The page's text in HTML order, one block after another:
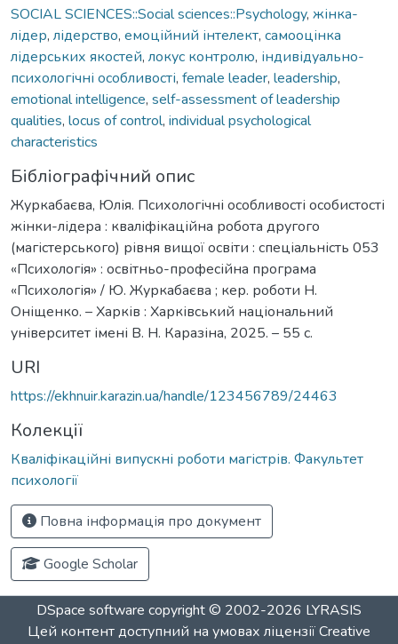
SOCIAL SCIENCES::Social sciences::Psychology, жінка-
лідер, лідерство, емоційний інтелект, самооцінка
лідерських якостей, локус контролю, індивідуально-
психологічні особливості, female leader, leadership,
emotional intelligence, self-assessment of leadership
qualities, locus of control, individual psychological
characteristics
Бібліографічний опис
Журкабаєва, Юлія. Психологічні особливості особистості
жінки-лідера : кваліфікаційна робота другого
(магістерського) рівня вищої освіти : спеціальність 053
«Психологія» : освітньо-професійна програма
«Психологія» / Ю. Журкабаєва ; кер. роботи Н.
Оніщенко. – Харків : Харківський національний
університет імені В. Н. Каразіна, 2025. – 55 с.
URI
https://ekhnuir.karazin.ua/handle/123456789/24463
Колекції
Кваліфікаційні випускні роботи магістрів. Факультет
психології
Повна інформація про документ
Google Scholar
DSpace software copyright © 2002-2026 LYRASIS
Цей контент доступний на умовах ліцензіїCreative